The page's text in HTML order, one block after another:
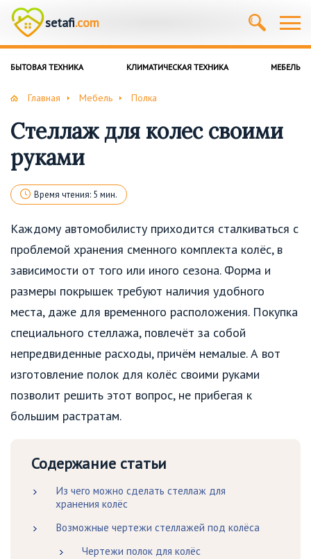
setafi.com
БЫТОВАЯ ТЕХНИКА КЛИМАТИЧЕСКАЯ ТЕХНИКА МЕБЕЛЬ
Главная Мебель Полка
Стеллаж для колес своими
руками
Время чтения: 5 мин.
Каждому автомобилисту приходится сталкиваться с
проблемой хранения сменного комплекта колёс, в
зависимости от того или иного сезона. Форма и
размеры покрышек требуют наличия удобного
места, даже для временного расположения. Покупка
специального стеллажа, повлечёт за собой
непредвиденные расходы, причём немалые. А вот
изготовление полок для колёс своими руками
позволит решить этот вопрос, не прибегая к
большим растратам.
Содержание статьи
Из чего можно сделать стеллаж для
хранения колёс
Возможные чертежи стеллажей под колёса
Чертежи полок для колёс